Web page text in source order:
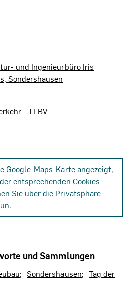
und Ingenieurbüro Iris
Sondershausen
- TLBV
Google-Maps-Karte angezeigt,
entsprechenden Cookies
Sie über die Privatsphäre-
und Sammlungen
Sondershausen
Tag der